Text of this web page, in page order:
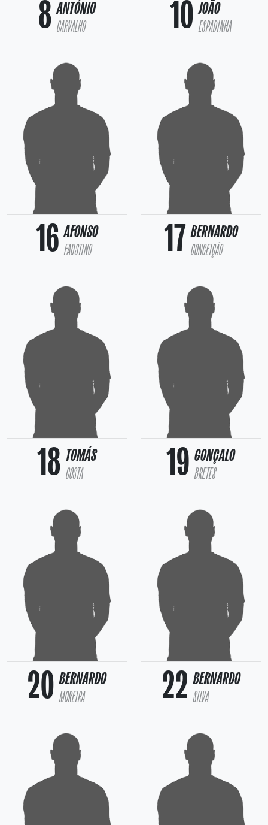
8 ANTÓNIO
CARVALHO 10 JOÃO
ESPADINHA
16 AFONSO
FAUSTINO 17 BERNARDO
CONCEIÇÃO
18 TOMÁS
COSTA 19 GONÇALO
BRETES
20 BERNARDO
MOREIRA 22 BERNARDO
SILVA